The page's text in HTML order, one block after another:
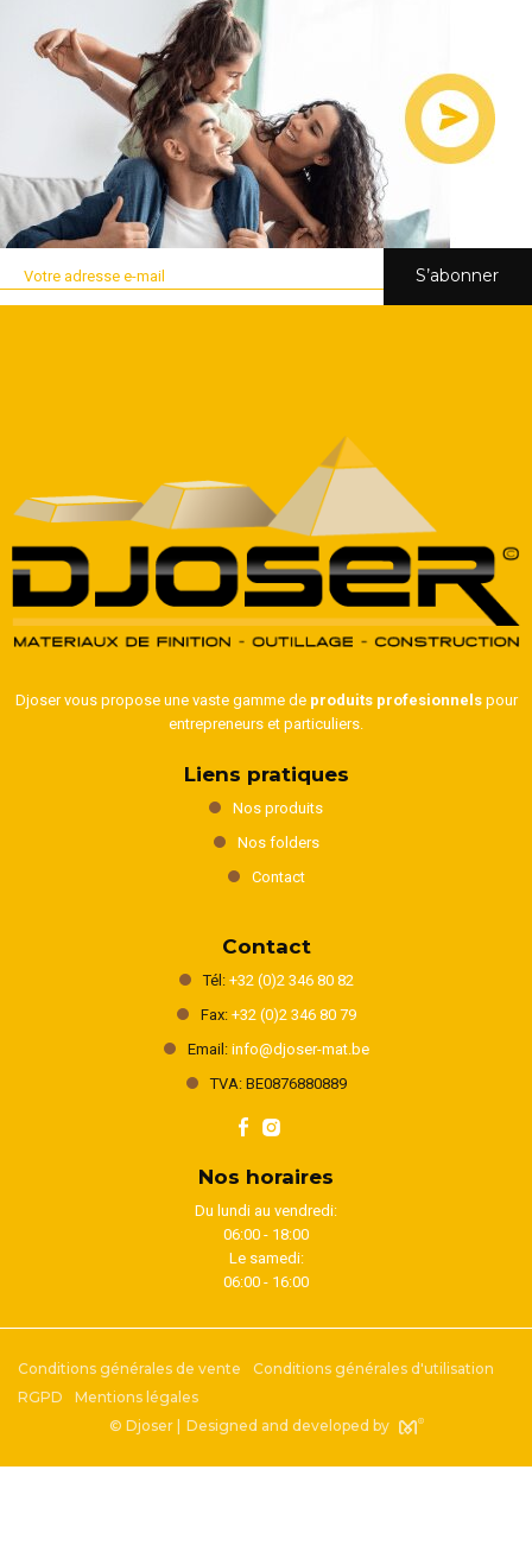
S’abonner
Djoser vous propose une vaste gamme de produits profesionnelspour
entrepreneurs et particuliers.
Liens pratiques
Nos produits
Nos folders
Contact
Contact
Tél: +32 (0)2 346 80 82
Fax: +32 (0)2 346 80 79
Email: info@djoser-mat.be
TVA: BE0876880889
Nos horaires
Du lundi au vendredi:
06:00 - 18:00
Le samedi:
06:00 - 16:00
Conditions générales de vente
Conditions générales d'utilisation
RGPD
Mentions légales
© Djoser |
Designed and developed by